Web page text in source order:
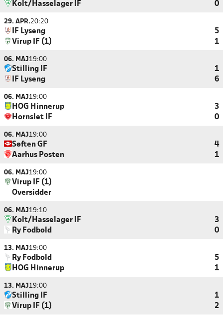
Kolt/Hasselager IF
0
29. APR.20:20
IF Lyseng
5
Virup IF (1)
1
06. MAJ19:00
Stilling IF
1
IF Lyseng
6
06. MAJ19:00
HOG Hinnerup
3
Hornslet IF
0
06. MAJ19:00
Søften GF
4
Aarhus Posten
1
06. MAJ19:00
Virup IF (1)
Oversidder
06. MAJ19:10
Kolt/Hasselager IF
3
Ry Fodbold
0
13. MAJ19:00
Ry Fodbold
5
HOG Hinnerup
1
13. MAJ19:00
Stilling IF
1
Virup IF (1)
2